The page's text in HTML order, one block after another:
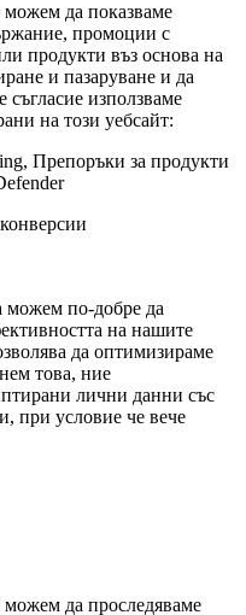
да показваме
промоции с
продукти въз основа на
и пазаруване и да
използваме
на този уебсайт:
Препоръки за продукти
можем по-добре да
на нашите
да оптимизираме
това, ние
лични данни със
при условие че вече
да проследяваме